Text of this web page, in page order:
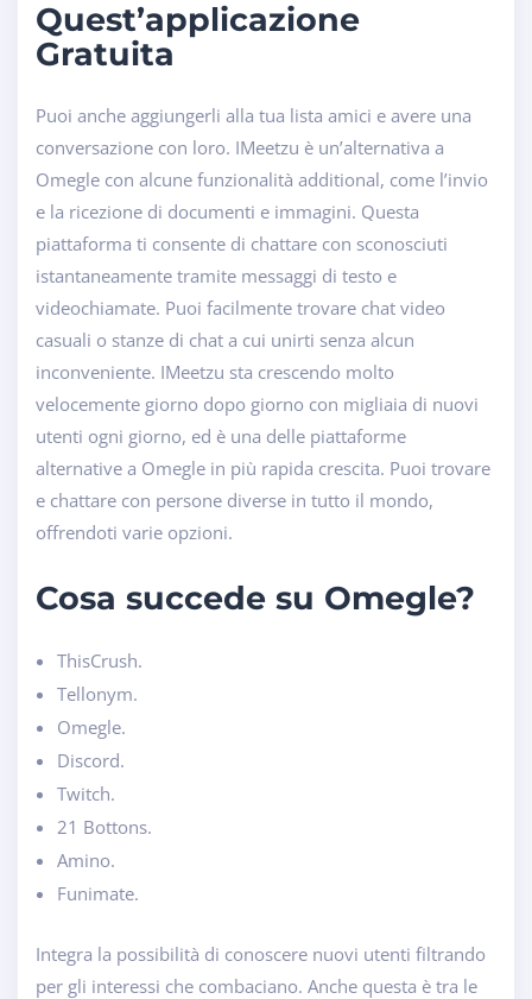
Quest’applicazione
Gratuita
Puoi anche aggiungerli alla tua lista amici e avere una
conversazione con loro. IMeetzu è un’alternativa a
Omegle con alcune funzionalità additional, come l’invio
e la ricezione di documenti e immagini. Questa
piattaforma ti consente di chattare con sconosciuti
istantaneamente tramite messaggi di testo e
videochiamate. Puoi facilmente trovare chat video
casuali o stanze di chat a cui unirti senza alcun
inconveniente. IMeetzu sta crescendo molto
velocemente giorno dopo giorno con migliaia di nuovi
utenti ogni giorno, ed è una delle piattaforme
alternative a Omegle in più rapida crescita. Puoi trovare
e chattare con persone diverse in tutto il mondo,
offrendoti varie opzioni.
Cosa succede su Omegle?
ThisCrush.
Tellonym.
Omegle.
Discord.
Twitch.
21 Bottons.
Amino.
Funimate.
Integra la possibilità di conoscere nuovi utenti filtrando
per gli interessi che combaciano. Anche questa è tra le